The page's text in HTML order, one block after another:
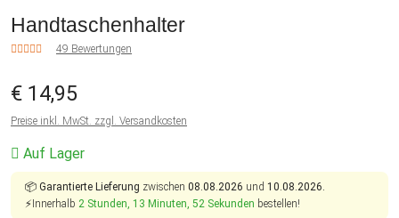
Handtaschenhalter
49 Bewertungen
€ 14,95
Preise inkl. MwSt. zzgl. Versandkosten
Auf Lager
📦 Garantierte Lieferung zwischen 08.08.2026 und 10.08.2026.
⚡Innerhalb 2 Stunden, 13 Minuten, 51 Sekunden bestellen!